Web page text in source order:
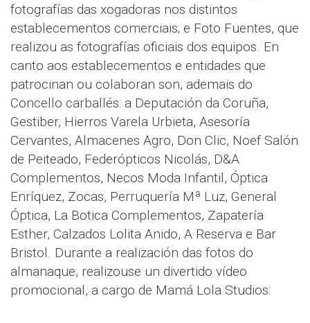
fotografías das xogadoras nos distintos
establecementos comerciais; e Foto Fuentes, que
realizou as fotografías oficiais dos equipos. En
canto aos establecementos e entidades que
patrocinan ou colaboran son, ademais do
Concello carballés: a Deputación da Coruña,
Gestiber, Hierros Varela Urbieta, Asesoría
Cervantes, Almacenes Agro, Don Clic, Noef Salón
de Peiteado, Federópticos Nicolás, D&A
Complementos, Necos Moda Infantil, Óptica
Enríquez, Zocas, Perruquería Mª Luz, General
Óptica, La Botica Complementos, Zapatería
Esther, Calzados Lolita Anido, A Reserva e Bar
Bristol. Durante a realización das fotos do
almanaque, realizouse un divertido vídeo
promocional, a cargo de Mamá Lola Studios: